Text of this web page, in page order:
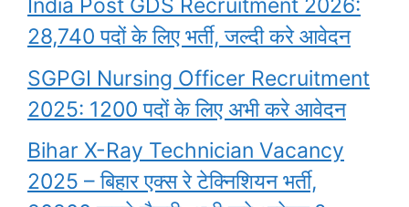
India Post GDS Recruitment 2026:
28,740 पदों के लिए भर्ती, जल्दी करे आवेदन
SGPGI Nursing Officer Recruitment
2025: 1200 पदों के लिए अभी करे आवेदन
Bihar X-Ray Technician Vacancy
2025 – बिहार एक्स रे टेक्निशियन भर्ती,